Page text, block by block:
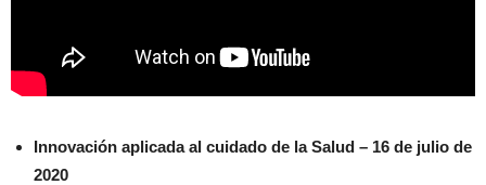
Innovación aplicada al cuidado de la Salud – 16 de julio de
2020